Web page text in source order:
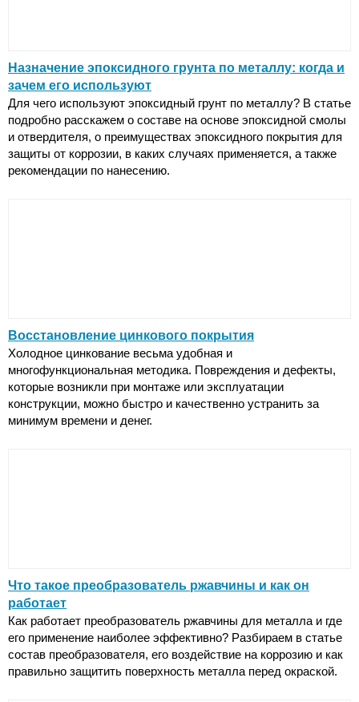
Назначение эпоксидного грунта по металлу: когда и
зачем его используют
Для чего используют эпоксидный грунт по металлу? В статье
подробно расскажем о составе на основе эпоксидной смолы
и отвердителя, о преимуществах эпоксидного покрытия для
защиты от коррозии, в каких случаях применяется, а также
рекомендации по нанесению.
Восстановление цинкового покрытия
Холодное цинкование весьма удобная и
многофункциональная методика. Повреждения и дефекты,
которые возникли при монтаже или эксплуатации
конструкции, можно быстро и качественно устранить за
минимум времени и денег.
Что такое преобразователь ржавчины и как он
работает
Как работает преобразователь ржавчины для металла и где
его применение наиболее эффективно? Разбираем в статье
состав преобразователя, его воздействие на коррозию и как
правильно защитить поверхность металла перед окраской.